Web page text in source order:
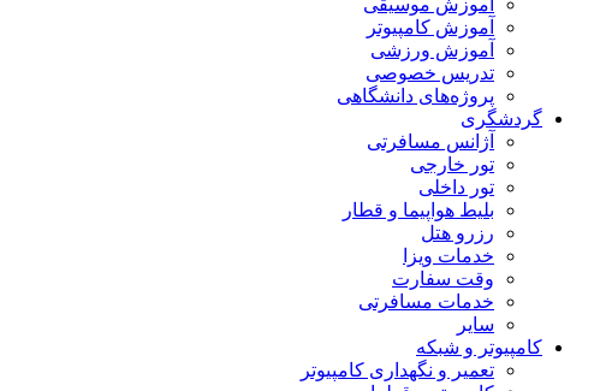
آموزش موسیقی
آموزش کامپیوتر
آموزش ورزشی
تدریس خصوصی
پروژه‌های دانشگاهی
گردشگری
آژانس مسافرتی
تور خارجی
تور داخلی
بلیط هواپیما و قطار
رزرو هتل
خدمات ویزا
وقت سفارت
خدمات مسافرتی
سایر
کامپیوتر و شبکه
تعمیر و نگهداری کامپیوتر